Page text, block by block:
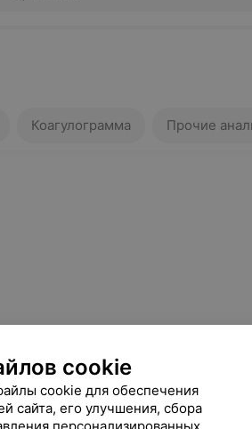
Коагулограмма Прочие
Прочие анализы
cookie
cookie для обеспечения
сайта, его улучшения, сбора